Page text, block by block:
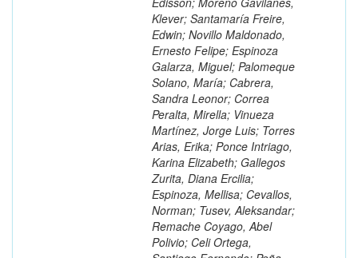
Klever; Santamaría Freire,
Edwin; Novillo Maldonado,
Ernesto Felipe; Espinoza
Galarza, Miguel; Palomeque
Solano, María; Cabrera,
Sandra Leonor; Correa
Peralta, Mirella; Vinueza
Martínez, Jorge Luis; Torres
Arias, Erika; Ponce Intriago,
Karina Elizabeth; Gallegos
Zurita, Diana Ercilia;
Espinoza, Mellisa; Cevallos,
Norman; Tusev, Aleksandar;
Remache Coyago, Abel
Polivio; Celi Ortega,